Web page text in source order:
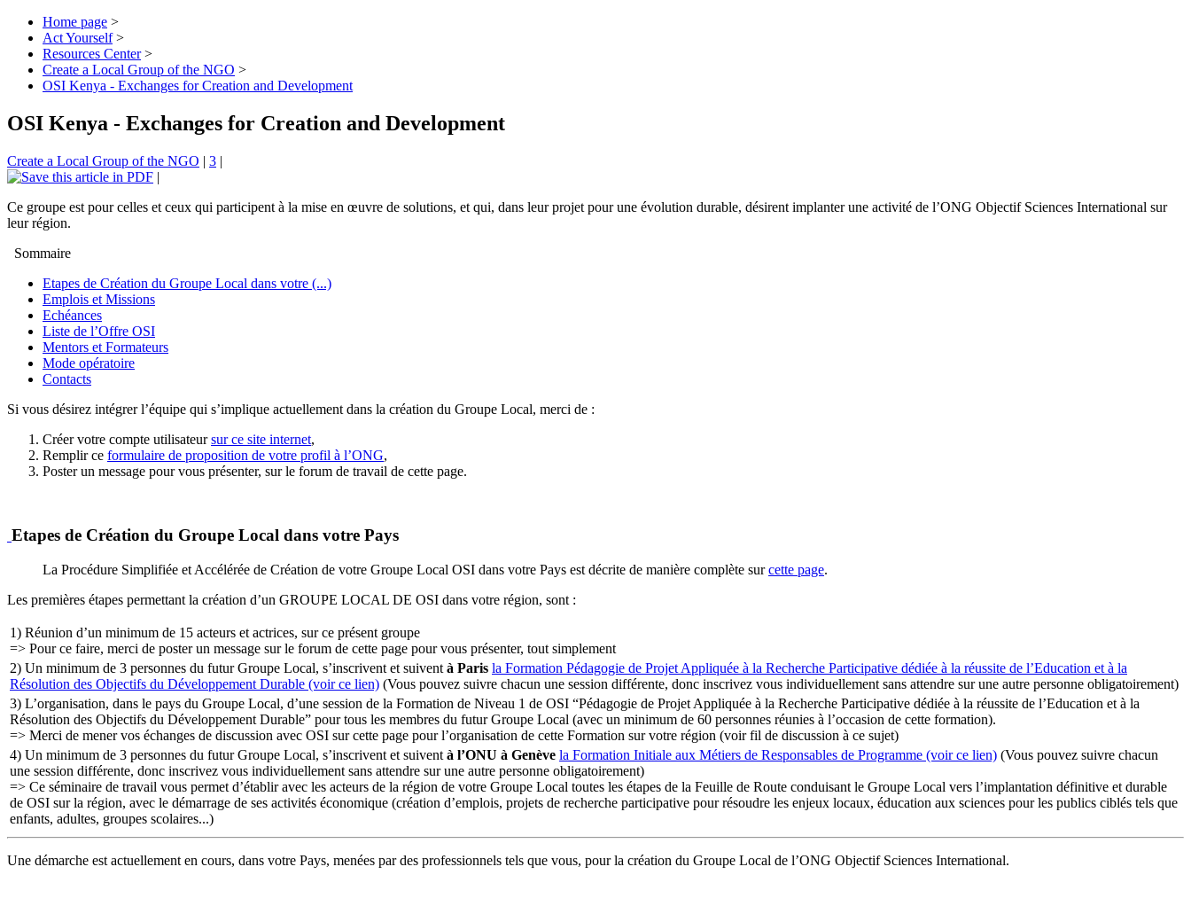
Home page >
Act Yourself >
Resources Center >
Create a Local Group of the NGO >
OSI Kenya - Exchanges for Creation and Development
OSI Kenya - Exchanges for Creation and Development
Create a Local Group of the NGO | 3 |
|
Ce groupe est pour celles et ceux qui participent à la mise en œuvre de solutions, et qui, dans leur projet pour une évolution durable, désirent implanter une activité de l’ONG Objectif Sciences International sur
leur région.
Sommaire
Etapes de Création du Groupe Local dans votre (...)
Emplois et Missions
Echéances
Liste de l’Offre OSI
Mentors et Formateurs
Mode opératoire
Contacts
Si vous désirez intégrer l’équipe qui s’implique actuellement dans la création du Groupe Local, merci de :
Créer votre compte utilisateursur ce site internet,
Remplir ce formulaire de proposition de votre profil à l’ONG,
Poster un message pour vous présenter, sur le forum de travail de cette page.
Etapes de Création du Groupe Local dans votre Pays
La Procédure Simplifiée et Accélérée de Création de votre Groupe Local OSI dans votre Pays est décrite de manière complète surcette page.
Les premières étapes permettant la création d’un GROUPE LOCAL DE OSI dans votre région, sont :
1) Réunion d’un minimum de 15 acteurs et actrices, sur ce présent groupe
=> Pour ce faire, merci de poster un message sur le forum de cette page pour vous présenter, tout simplement
2) Un minimum de 3 personnes du futur Groupe Local, s’inscrivent et suivent à Paris la Formation Pédagogie de Projet Appliquée à la Recherche Participative dédiée à la réussite de l’Education et à la
Résolution des Objectifs du Développement Durable (voir ce lien) (Vous pouvez suivre chacun une session différente, donc inscrivez vous individuellement sans attendre sur une autre personne obligatoirement)
3) L’organisation, dans le pays du Groupe Local, d’une session de la Formation de Niveau 1 de OSI “Pédagogie de Projet Appliquée à la Recherche Participative dédiée à la réussite de l’Education et à la
Résolution des Objectifs du Développement Durable” pour tous les membres du futur Groupe Local (avec un minimum de 60 personnes réunies à l’occasion de cette formation).
=> Merci de mener vos échanges de discussion avec OSI sur cette page pour l’organisation de cette Formation sur votre région (voir fil de discussion à ce sujet)
4) Un minimum de 3 personnes du futur Groupe Local, s’inscrivent et suivent à l’ONU à Genève la Formation Initiale aux Métiers de Responsables de Programme (voir ce lien) (Vous pouvez suivre chacun
une session différente, donc inscrivez vous individuellement sans attendre sur une autre personne obligatoirement)
=> Ce séminaire de travail vous permet d’établir avec les acteurs de la région de votre Groupe Local toutes les étapes de la Feuille de Route conduisant le Groupe Local vers l’implantation définitive et durable
de OSI sur la région, avec le démarrage de ses activités économique (création d’emplois, projets de recherche participative pour résoudre les enjeux locaux, éducation aux sciences pour les publics ciblés tels que
enfants, adultes, groupes scolaires...)
Une démarche est actuellement en cours, dans votre Pays, menées par des professionnels tels que vous, pour la création du Groupe Local de l’ONG Objectif Sciences International.